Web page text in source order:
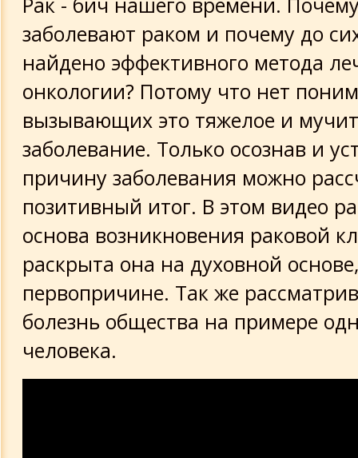
заболевают раком и почему до
найдено эффективного метода
онкологии? Потому что нет
вызывающих это тяжелое и
заболевание. Только осознав и
причину заболевания можно
позитивный итог. В этом видео
основа возникновения раковой
раскрыта она на духовной
первопричине. Так же
болезнь общества на примере
человека.
Видеохроника 1995-2005
Видеохроника 2006-2013
Быт и увлечения
Практики
Плейкасты (наше творчество)
Документальные передачи и худ.